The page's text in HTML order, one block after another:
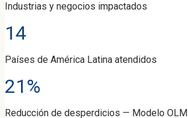
Industrias y negocios impactados
14
Países de América Latina atendidos
21%
Reducción de desperdicios — Modelo OLM